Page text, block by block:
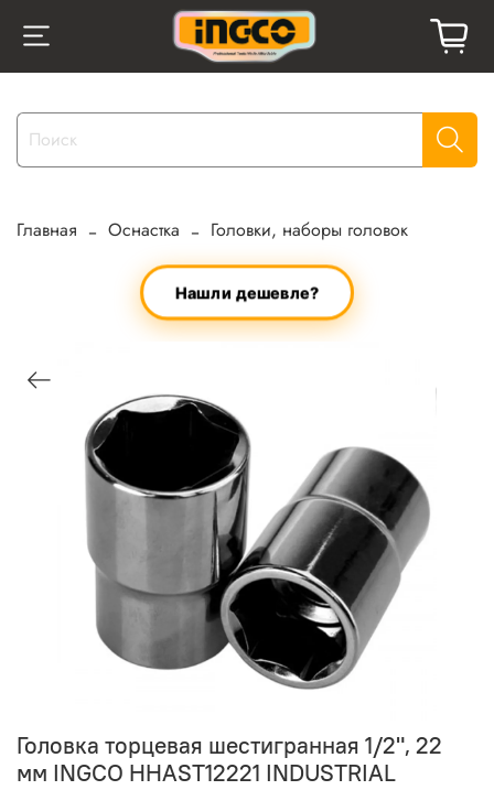
Главная Оснастка Головки, наборы головок
Нашли дешевле?
Головка торцевая шестигранная 1/2", 22
мм INGCO HHAST12221 INDUSTRIAL